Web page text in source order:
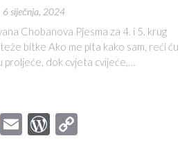
6 siječnja, 2024
Chobanova Pjesma za 4. i 5. krug
bitke Ako me pita kako sam, reći ću
proljeće, dok cvjeta cvijeće,…
Twitter
EmailWordPress